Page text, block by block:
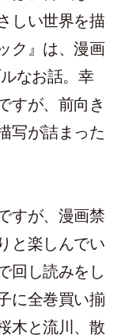
しい世界を描
ク』は、漫画
なお話。幸
すが、前向き
写が詰まった
すが、漫画禁
と楽しんでい
回し読みをし
に全巻買い揃
木と流川、散